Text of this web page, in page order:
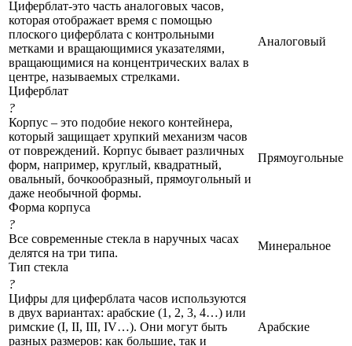
Циферблат-это часть аналоговых часов,
которая отображает время с помощью
плоского циферблата с контрольными
метками и вращающимися указателями,
вращающимися на концентрических валах в
центре, называемых стрелками.
Циферблат
Аналоговый
?
Корпус – это подобие некого контейнера,
который защищает хрупкий механизм часов
от повреждений. Корпус бывает различных
форм, например, круглый, квадратный,
овальный, бочкообразный, прямоугольный и
даже необычной формы.
Форма корпуса
Прямоугольные
?
Все современные стекла в наручных часах
делятся на три типа.
Тип стекла
Минеральное
?
Цифры для циферблата часов используются
в двух вариантах: арабские (1, 2, 3, 4…) или
римские (I, II, III, IV…). Они могут быть
разных размеров: как большие, так и
Арабские